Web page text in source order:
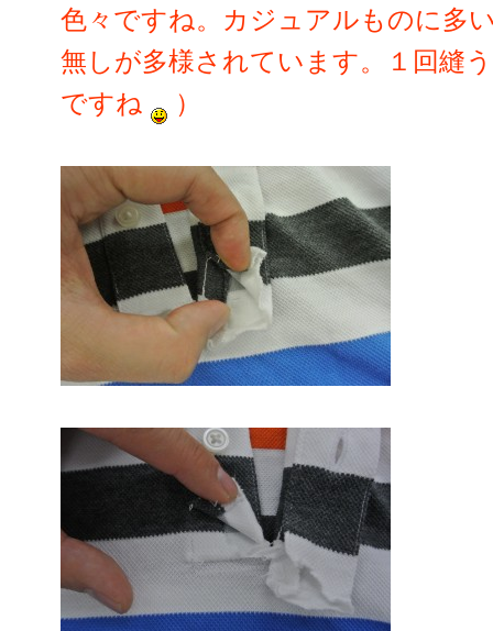
色々ですね。カジュアルものに多
無しが多様されています。１回縫
ですね
）